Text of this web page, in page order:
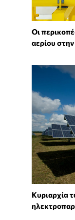
Οι
αερίου
Κυριαρχία